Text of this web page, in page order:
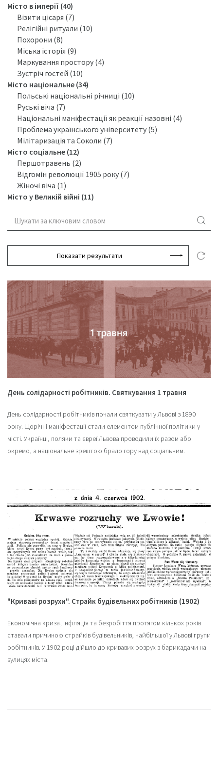
Місто в імперії (40)
Візити цісаря (7)
Релігійні ритуали (10)
Похорони (8)
Міська історія (9)
Маркування простору (4)
Зустріч гостей (10)
Місто національне (34)
Польські національні річниці (10)
Руські віча (7)
Національні маніфестації як реакції назовні (4)
Проблема українського університету (5)
Мілітаризація та Соколи (7)
Місто соціальне (12)
Першотравень (2)
Відгомін революції 1905 року (7)
Жіночі віча (1)
Місто у Великій війні (11)
Показати результати
День солідарності робітників. Святкування 1 травня
День солідарності робітників почали святкувати у Львові з 1890
року. Щорічні маніфестації стали елементом публічної політики у
місті. Українці, поляки та євреї Львова проводили їх разом або
окремо, а національне зрештою брало гору над соціальним.
"Криваві розрухи". Страйк будівельних робітників (1902)
Економічна криза, інфляція та безробіття протягом кількох років
ставали причиною страйків будівельників, найбільшої у Львові групи
робітників. У 1902 році дійшло до кривавих розрух з барикадами на
вулицях міста.